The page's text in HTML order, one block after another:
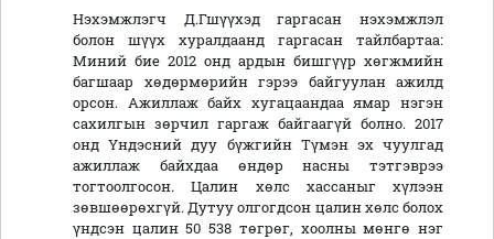
Нэхэмжлэгч Д.Гшүүхэд гаргасан нэхэмжлэл
болон шүүх хуралдаанд гаргасан тайлбартаа:
Миний бие 2012 онд ардын бишгүүр хөгжмийн
багшаар хөдөрмөрийн гэрээ байгуулан ажилд
орсон. Ажиллаж байх хугацаандаа ямар нэгэн
сахилгын зөрчил гаргаж байгаагүй болно. 2017
онд Үндэсний дуу бүжгийн Түмэн эх чуулгад
ажиллаж байхдаа өндөр насны тэтгэврээ
тогтоолгосон. Цалин хөлс хассаныг хүлээн
зөвшөөрөхгүй. Дутуу олгогдсон цалин хөлс болох
үндсэн цалин 50 538 төгрөг, хоолны мөнгө нэг